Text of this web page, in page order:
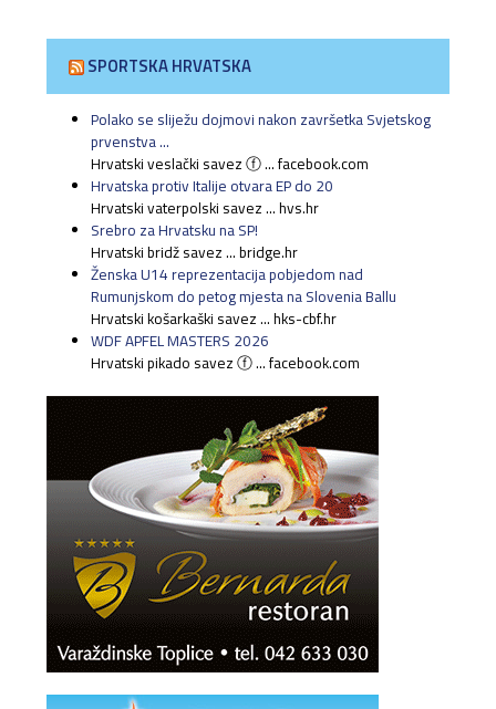
SPORTSKA HRVATSKA
Polako se sliježu dojmovi nakon završetka Svjetskog
prvenstva ...
Hrvatski veslački savez ⓕ ... facebook.com
Hrvatska protiv Italije otvara EP do 20
Hrvatski vaterpolski savez ... hvs.hr
Srebro za Hrvatsku na SP!
Hrvatski bridž savez ... bridge.hr
Ženska U14 reprezentacija pobjedom nad
Rumunjskom do petog mjesta na Slovenia Ballu
Hrvatski košarkaški savez ... hks-cbf.hr
WDF APFEL MASTERS 2026
Hrvatski pikado savez ⓕ ... facebook.com